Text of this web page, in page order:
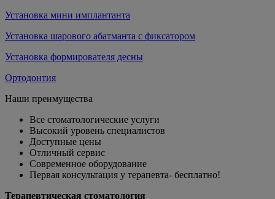
Установка мини имплантанта
Установка шарового абатманта с фиксатором
Установка формирователя десны
Ортодонтия
Наши преимущества
Все стоматологические услуги
Высокий уровень специалистов
Доступные цены
Отличный сервис
Современное оборудование
Первая консультация у терапевта- бесплатно!
Терапевтическая стоматология